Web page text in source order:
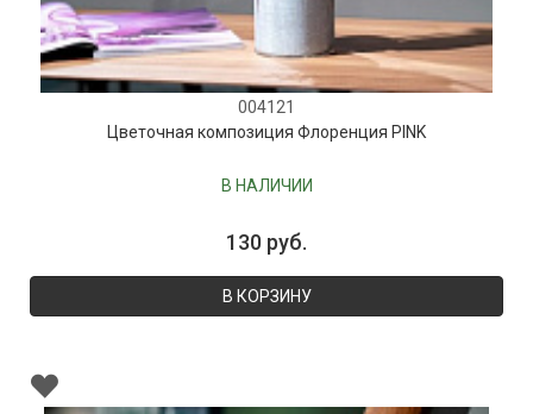
004121
Цветочная композиция Флоренция PINK
В НАЛИЧИИ
130 руб.
В КОРЗИНУ